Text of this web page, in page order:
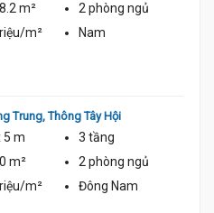
m² 2 phòng ngủ
m²
Nam
Trung,Thông Tây Hội
5 m
3 tầng
m² 2 phòng ngủ
m²
Đông Nam